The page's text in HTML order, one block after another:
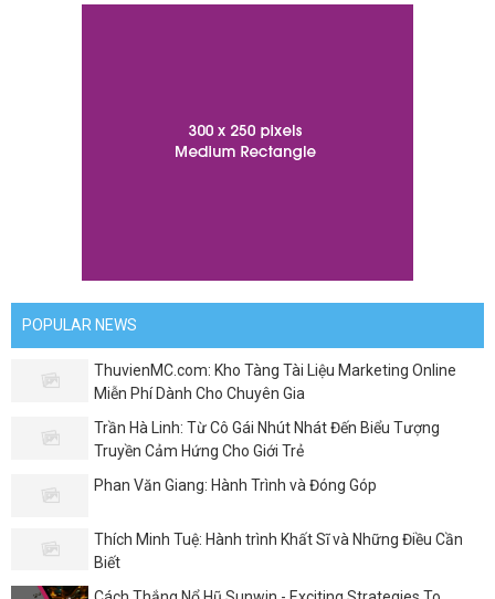
POPULAR NEWS
ThuvienMC.com: Kho Tàng Tài Liệu Marketing Online
Miễn Phí Dành Cho Chuyên Gia
Trần Hà Linh: Từ Cô Gái Nhút Nhát Đến Biểu Tượng
Truyền Cảm Hứng Cho Giới Trẻ
Phan Văn Giang: Hành Trình và Đóng Góp
Thích Minh Tuệ: Hành trình Khất Sĩ và Những Điều Cần
Biết